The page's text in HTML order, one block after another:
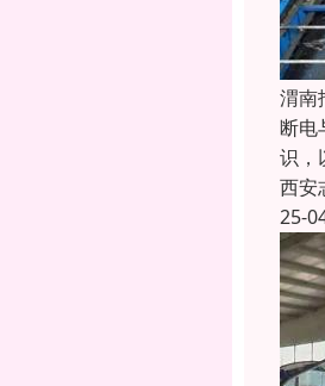
渭南
断电
识，
西安
25-